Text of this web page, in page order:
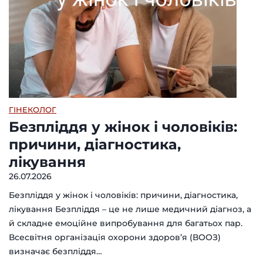
ГІНЕКОЛОГ
Безпліддя у жінок і чоловіків:
причини, діагностика,
лікування
26.07.2026
Безпліддя у жінок і чоловіків: причини, діагностика,
лікування Безпліддя – це не лише медичний діагноз, а
й складне емоційне випробування для багатьох пар.
Всесвітня організація охорони здоров’я (ВООЗ)
визначає безпліддя…